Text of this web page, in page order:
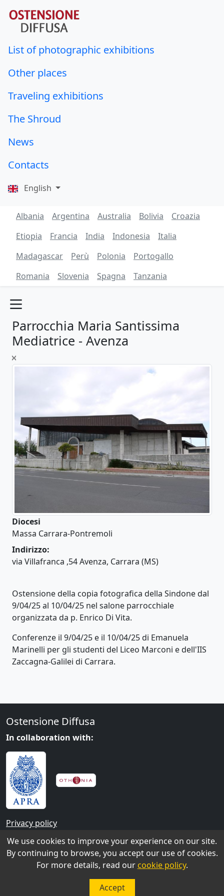
List of photographic exhibitions
Other places
Traveling exhibitions
The Shroud
News
Contacts
English
Albania Argentina Australia Bolivia
Croazia
Etiopia
Francia India Indonesia
Italia
Madagascar
Perù Polonia
Portogallo
Romania
Slovenia Spagna Tanzania
Parrocchia Maria Santissima
Mediatrice - Avenza
Diocesi
Massa Carrara-Pontremoli
Indirizzo:
via Villafranca ,54 Avenza, Carrara (MS)
Ostensione della copia fotografica della Sindone dal
9/04/25 al 10/04/25 nel salone parrocchiale
organizzata da p. Enrico Di Vita.
Conferenze il 9/04/25 e il 10/04/25 di Emanuela
Marinelli per gli studenti del Liceo Marconi e dell'IIS
Zaccagna-Galilei di Carrara.
We use cookies to improve your experience on our site.
By continuing to browse, you accept our use of cookies.
For more details, read our cookie policy.
Accept
Ostensione Diffusa
In collaboration with:
Privacy policy
Contacts
Contact us at this link